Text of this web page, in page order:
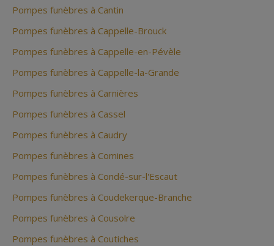
Pompes funèbres à Cantin
Pompes funèbres à Cappelle-Brouck
Pompes funèbres à Cappelle-en-Pévèle
Pompes funèbres à Cappelle-la-Grande
Pompes funèbres à Carnières
Pompes funèbres à Cassel
Pompes funèbres à Caudry
Pompes funèbres à Comines
Pompes funèbres à Condé-sur-l'Escaut
Pompes funèbres à Coudekerque-Branche
Pompes funèbres à Cousolre
Pompes funèbres à Coutiches